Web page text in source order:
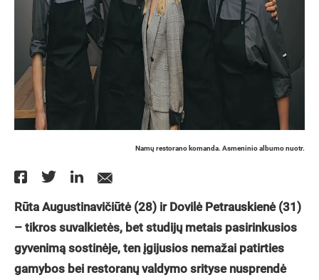
Namų restorano komanda. Asmeninio albumo nuotr.
Rūta Augustinavičiūtė (28) ir Dovilė Petrauskienė (31)
– tikros suvalkietės, bet studijų metais pasirinkusios
gyvenimą sostinėje, ten įgijusios nemažai patirties
gamybos bei restoranų valdymo srityse nusprendė